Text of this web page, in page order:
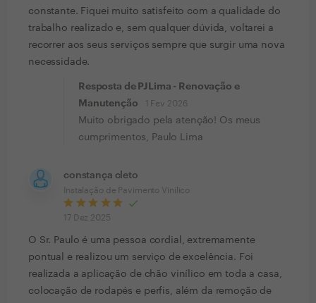
constante. Fiquei muito satisfeito com a qualidade do
trabalho realizado e, sem qualquer dúvida, voltarei a
recorrer aos seus serviços sempre que surgir uma nova
necessidade.
Resposta de PJLima - Renovação e
Manutenção
1 Fev 2026
Muito obrigado pela atenção! Os meus
cumprimentos, Paulo Lima
constança cleto
Instalação de Pavimento Vinílico
17 Dez 2025
O Sr. Paulo é uma pessoa cordial, extremamente
pontual e realizou um serviço de excelência. Foi
realizada a aplicação de chão vinílico em toda a casa,
colocação de rodapés e perfis, além da remoção de